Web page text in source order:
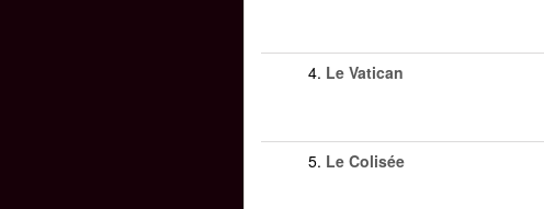
4. Le Vatican
5. Le Colisée